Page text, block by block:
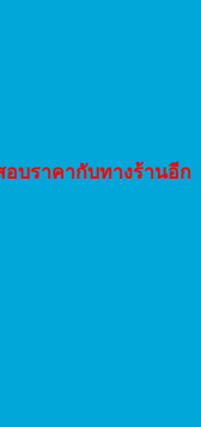
อบราคากับทางร้านอีก